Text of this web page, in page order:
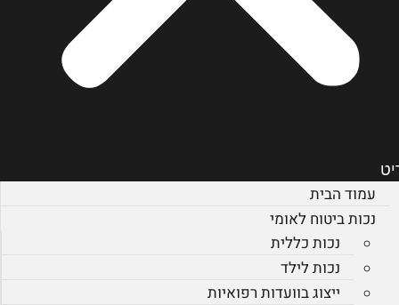
עמוד הבית
נכות ביטוח לאומי
נכות כללית
נכות לילד
ייצוג בוועדות רפואיות